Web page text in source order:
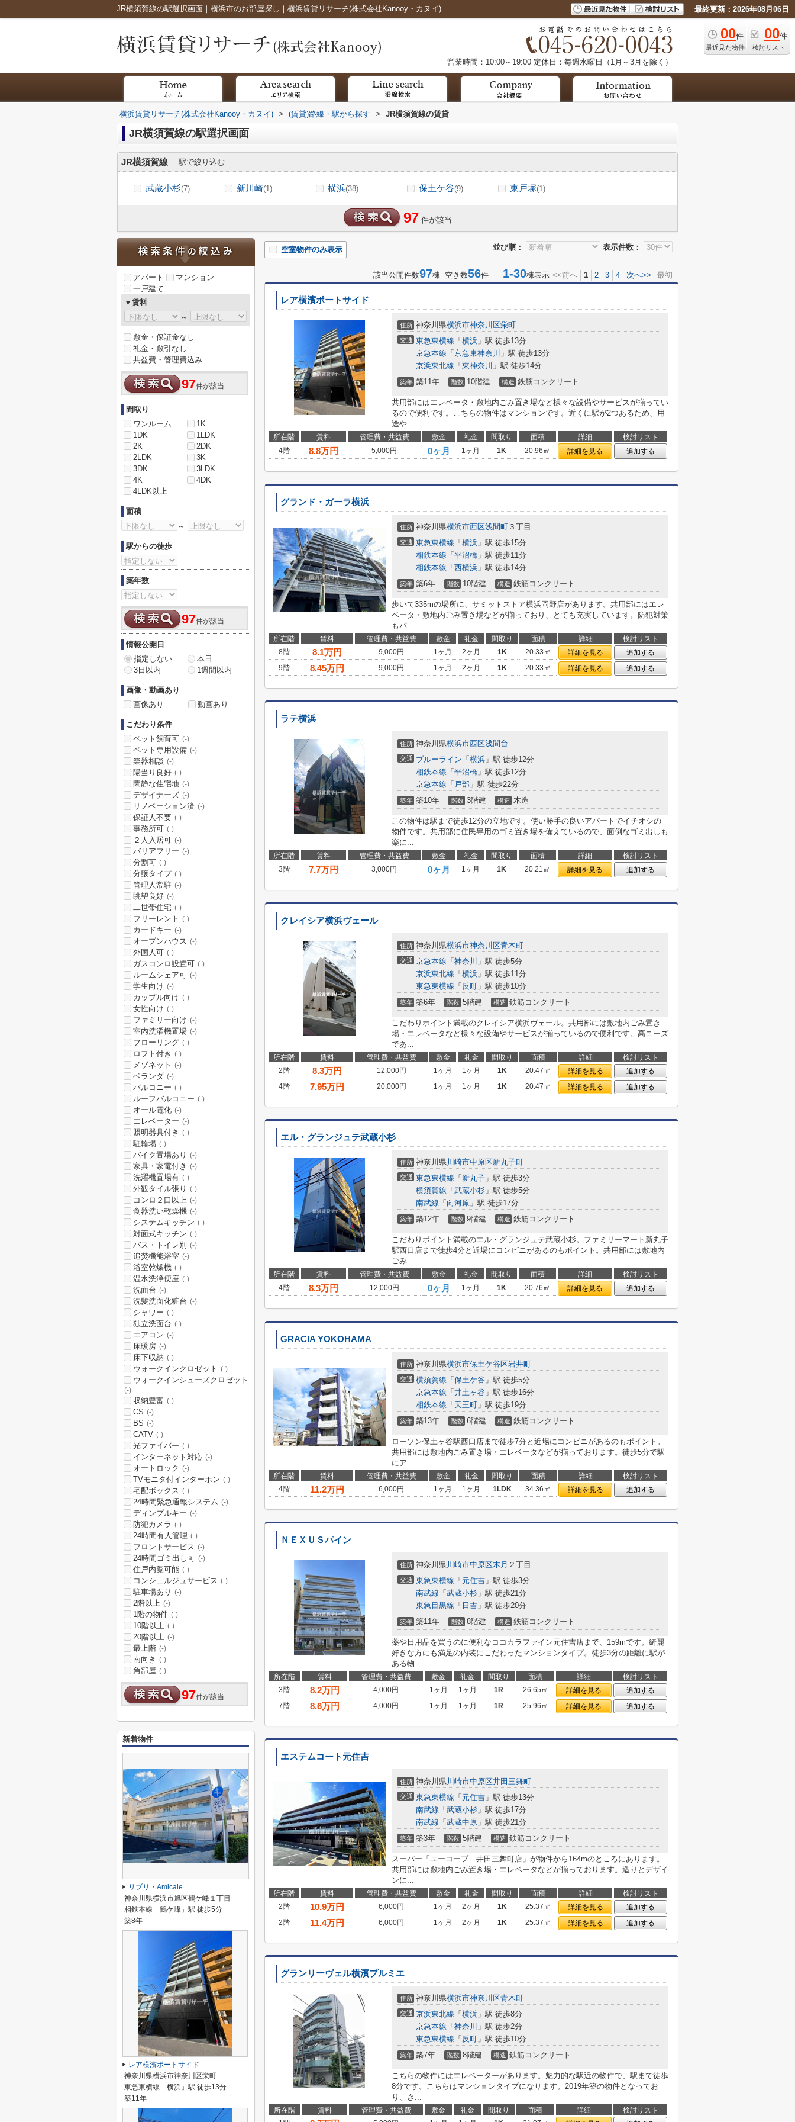
JR横須賀線の駅選択画面｜横浜市のお部屋探し｜横浜賃貸リサーチ(株式会社Kanooy・カヌイ) 最終更新：2026年08月06日
00件
最近見た物件
00件
検討リスト
営業時間：10:00～19:00 定休日：毎週水曜日（1月～3月を除く）
横浜賃貸リサーチ(株式会社Kanooy・カヌイ) > (賃貸)路線・駅から探す > JR横須賀線の賃貸
JR横須賀線の駅選択画面
JR横須賀線 駅で絞り込む
武蔵小杉(7) 新川崎(1) 横浜(38) 保土ケ谷(9) 東戸塚(1)
97 件が該当
並び順： 表示件数：
空室物件のみ表示
該当公開件数97棟 空き数56件 1-30棟表示 <<前へ 1 2 3 4 次へ>> 最初
レア横濱ポートサイド
住所 神奈川県横浜市神奈川区栄町
交通 東急東横線 「 横浜 」駅 徒歩13分
京急本線 「 京急東神奈川 」駅 徒歩13分
京浜東北線 「 東神奈川 」駅 徒歩14分
築年 築11年 階数 10階建 構造 鉄筋コンクリート
共用部にはエレベータ・敷地内ごみ置き場など様々な設備やサービスが揃ってい
るので便利です。こちらの物件はマンションです。近くに駅が2つあるため、用
途や...
所在階 賃料 管理費・共益費 敷金 礼金 間取り 面積 詳細
検討リスト
4階
8.8万円 5,000円 0ヶ月 1ヶ月 1K 20.96㎡ 詳細を見る 追加する
グランド・ガーラ横浜
住所 神奈川県横浜市西区浅間町 ３丁目
交通 東急東横線 「 横浜 」駅 徒歩15分
相鉄本線 「 平沼橋 」駅 徒歩11分
相鉄本線 「 西横浜 」駅 徒歩14分
築年 築6年 階数 10階建 構造 鉄筋コンクリート
歩いて335mの場所に、サミットストア横浜岡野店があります。共用部にはエレ
ベータ・敷地内ごみ置き場などが揃っており、とても充実しています。防犯対策
もバ...
所在階 賃料 管理費・共益費 敷金 礼金 間取り 面積 詳細
検討リスト
8階
8.1万円 9,000円 1ヶ月 2ヶ月 1K 20.33㎡ 詳細を見る
追加する
9階
8.45万円 9,000円 1ヶ月 2ヶ月 1K 20.33㎡ 詳細を見る 追加する
ラテ横浜
住所 神奈川県横浜市西区浅間台
交通 ブルーライン 「 横浜 」駅 徒歩12分
相鉄本線 「 平沼橋 」駅 徒歩12分
京急本線 「 戸部 」駅 徒歩22分
築年 築10年 階数 3階建 構造 木造
この物件は駅まで徒歩12分の立地です。使い勝手の良いアパートでイチオシの
物件です。共用部に住民専用のゴミ置き場を備えているので、面倒なゴミ出しも
楽に...
所在階 賃料 管理費・共益費 敷金 礼金 間取り 面積 詳細
検討リスト
3階
7.7万円 3,000円 0ヶ月 1ヶ月 1K 20.21㎡ 詳細を見る 追加する
クレイシア横浜ヴェール
住所 神奈川県横浜市神奈川区青木町
交通 京急本線 「 神奈川 」駅 徒歩5分
京浜東北線 「 横浜 」駅 徒歩11分
東急東横線 「 反町 」駅 徒歩10分
築年 築6年 階数 5階建 構造 鉄筋コンクリート
こだわりポイント満載のクレイシア横浜ヴェール。共用部には敷地内ごみ置き
場・エレベータなど様々な設備やサービスが揃っているので便利です。高ニーズ
であ...
所在階 賃料 管理費・共益費 敷金 礼金 間取り 面積 詳細
検討リスト
2階
8.3万円 12,000円 1ヶ月 1ヶ月 1K 20.47㎡ 詳細を見る
追加する
4階
7.95万円 20,000円 1ヶ月 1ヶ月 1K 20.47㎡ 詳細を見る 追加する
エル・グランジュテ武蔵小杉
住所 神奈川県川崎市中原区新丸子町
交通 東急東横線 「 新丸子 」駅 徒歩3分
横須賀線 「 武蔵小杉 」駅 徒歩5分
南武線 「 向河原 」駅 徒歩17分
築年 築12年 階数 9階建 構造 鉄筋コンクリート
こだわりポイント満載のエル・グランジュテ武蔵小杉。ファミリーマート新丸子
駅西口店まで徒歩4分と近場にコンビニがあるのもポイント。共用部には敷地内
ごみ...
所在階 賃料 管理費・共益費 敷金 礼金 間取り 面積 詳細
検討リスト
4階
8.3万円 12,000円 0ヶ月 1ヶ月 1K 20.76㎡ 詳細を見る 追加する
GRACIA YOKOHAMA
住所 神奈川県横浜市保土ケ谷区岩井町
交通 横須賀線 「 保土ケ谷 」駅 徒歩5分
京急本線 「 井土ヶ谷 」駅 徒歩16分
相鉄本線 「 天王町 」駅 徒歩19分
築年 築13年 階数 6階建 構造 鉄筋コンクリート
ローソン保土ヶ谷駅西口店まで徒歩7分と近場にコンビニがあるのもポイント。
共用部には敷地内ごみ置き場・エレベータなどが揃っております。徒歩5分で駅
にア...
所在階 賃料 管理費・共益費 敷金 礼金 間取り 面積 詳細
検討リスト
4階
11.2万円 6,000円 1ヶ月 1ヶ月 1LDK 34.36㎡ 詳細を見る 追加する
ＮＥＸＵＳパイン
住所 神奈川県川崎市中原区木月 ２丁目
交通 東急東横線 「 元住吉 」駅 徒歩3分
南武線 「 武蔵小杉 」駅 徒歩21分
東急目黒線 「 日吉 」駅 徒歩20分
築年 築11年 階数 8階建 構造 鉄筋コンクリート
薬や日用品を買うのに便利なココカラファイン元住吉店まで、159mです。綺麗
好きな方にも満足の内装にこだわったマンションタイプ。徒歩3分の距離に駅が
ある物...
所在階 賃料 管理費・共益費 敷金 礼金 間取り 面積 詳細
検討リスト
3階
8.2万円 4,000円 1ヶ月 1ヶ月 1R 26.65㎡ 詳細を見る
追加する
7階
8.6万円 4,000円 1ヶ月 1ヶ月 1R 25.96㎡ 詳細を見る 追加する
エステムコート元住吉
住所 神奈川県川崎市中原区井田三舞町
交通 東急東横線 「 元住吉 」駅 徒歩13分
南武線 「 武蔵小杉 」駅 徒歩17分
南武線 「 武蔵中原 」駅 徒歩21分
築年 築3年 階数 5階建 構造 鉄筋コンクリート
スーパー「ユーコープ 井田三舞町店」が物件から164mのところにあります。
共用部には敷地内ごみ置き場・エレベータなどが揃っております。造りとデザイ
ンに...
所在階 賃料 管理費・共益費 敷金 礼金 間取り 面積 詳細
検討リスト
2階
10.9万円 6,000円 1ヶ月 2ヶ月 1K 25.37㎡ 詳細を見る
追加する
2階
11.4万円 6,000円 1ヶ月 2ヶ月 1K 25.37㎡ 詳細を見る 追加する
グランリーヴェル横濱プルミエ
住所 神奈川県横浜市神奈川区青木町
交通 京浜東北線 「 横浜 」駅 徒歩8分
京急本線 「 神奈川 」駅 徒歩2分
東急東横線 「 反町 」駅 徒歩10分
築年 築7年 階数 8階建 構造 鉄筋コンクリート
こちらの物件にはエレベーターがあります。魅力的な駅近の物件で、駅まで徒歩
8分です。こちらはマンションタイプになります。2019年築の物件となってお
り、き...
所在階 賃料 管理費・共益費 敷金 礼金 間取り 面積 詳細
検討リスト
アパート
マンション
一戸建て
▼賃料
～
敷金・保証金なし
礼金・敷引なし
共益費・管理費込み
97件が該当
間取り
ワンルーム
1K
1DK
1LDK
2K
2DK
2LDK
3K
3DK
3LDK
4K
4DK
4LDK以上
面積
～
駅からの徒歩
築年数
97件が該当
情報公開日
指定しない
本日
3日以内
1週間以内
画像・動画あり
画像あり
動画あり
こだわり条件
ペット飼育可 (-)
ペット専用設備 (-)
楽器相談 (-)
陽当り良好 (-)
閑静な住宅地 (-)
デザイナーズ (-)
リノベーション済 (-)
保証人不要 (-)
事務所可 (-)
２人入居可 (-)
バリアフリー (-)
分割可 (-)
分譲タイプ (-)
管理人常駐 (-)
眺望良好 (-)
二世帯住宅 (-)
フリーレント (-)
カードキー (-)
オープンハウス (-)
外国人可 (-)
ガスコンロ設置可 (-)
ルームシェア可 (-)
学生向け (-)
カップル向け (-)
女性向け (-)
ファミリー向け (-)
室内洗濯機置場 (-)
フローリング (-)
ロフト付き (-)
メゾネット (-)
ベランダ (-)
バルコニー (-)
ルーフバルコニー (-)
オール電化 (-)
エレベーター (-)
照明器具付き (-)
駐輪場 (-)
バイク置場あり (-)
家具・家電付き (-)
洗濯機置場有 (-)
外観タイル張り (-)
コンロ２口以上 (-)
食器洗い乾燥機 (-)
システムキッチン (-)
対面式キッチン (-)
バス・トイレ別 (-)
追焚機能浴室 (-)
浴室乾燥機 (-)
温水洗浄便座 (-)
洗面台 (-)
洗髪洗面化粧台 (-)
シャワー (-)
独立洗面台 (-)
エアコン (-)
床暖房 (-)
床下収納 (-)
ウォークインクロゼット (-)
ウォークインシューズクロゼット
(-)
収納豊富 (-)
CS (-)
BS (-)
CATV (-)
光ファイバー (-)
インターネット対応 (-)
オートロック (-)
TVモニタ付インターホン (-)
宅配ボックス (-)
24時間緊急通報システム (-)
ディンプルキー (-)
防犯カメラ (-)
24時間有人管理 (-)
フロントサービス (-)
24時間ゴミ出し可 (-)
住戸内覧可能 (-)
コンシェルジュサービス (-)
駐車場あり (-)
2階以上 (-)
1階の物件 (-)
10階以上 (-)
20階以上 (-)
最上階 (-)
南向き (-)
角部屋 (-)
97件が該当
新着物件
リブリ・Amicale
神奈川県横浜市旭区鶴ケ峰１丁目
相鉄本線「鶴ケ峰」駅 徒歩5分
築8年
レア横濱ポートサイド
神奈川県横浜市神奈川区栄町
東急東横線「横浜」駅 徒歩13分
築11年